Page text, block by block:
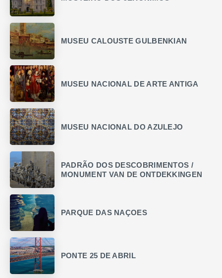
MUSEU CALOUSTE GULBENKIAN
MUSEU NACIONAL DE ARTE ANTIGA
MUSEU NACIONAL DO AZULEJO
PADRÃO DOS DESCOBRIMENTOS /
MONUMENT VAN DE ONTDEKKINGEN
PARQUE DAS NAÇOES
PONTE 25 DE ABRIL